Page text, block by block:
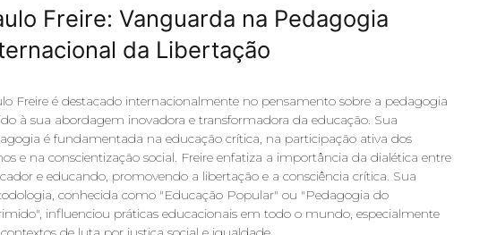
Freire: Vanguarda na Pedagogia
da Libertação
Freire é destacado internacionalmente no pensamento sobre a pedagogia
à sua abordagem inovadora e transformadora da educação. Sua
é fundamentada na educação crítica, na participação ativa dos
e na conscientização social. Freire enfatiza a importância da dialética entre
e educando, promovendo a libertação e a consciência crítica. Sua
conhecida como "Educação Popular" ou "Pedagogia do
influenciou práticas educacionais em todo o mundo, especialmente